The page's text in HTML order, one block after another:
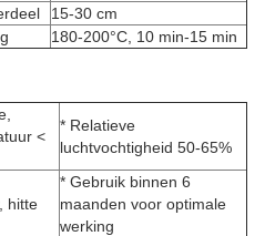
15-30 cm
180-200°C, 10 min-15 min
<
* Relatieve
luchtvochtigheid 50-65%
hitte
* Gebruik binnen 6
maanden voor optimale
werking